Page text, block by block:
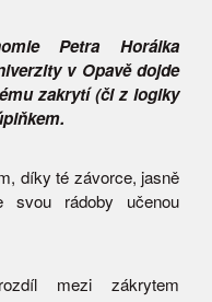
Petra Horálka
v Opavě dojde
zakrytí (či z logiky
díky té závorce, jasně
svou rádoby učenou
mezi zákrytem